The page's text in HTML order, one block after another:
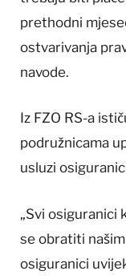
prethodni
ostvarivanja
navode.
Iz FZO RS-a
podružnicama
usluzi
„Svi osiguranici
se obratiti
osiguranici